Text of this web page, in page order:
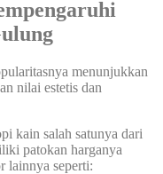
menunjukkan
nilai estetis dan
kain salah satunya dari
patokan harganya
lainnya seperti: